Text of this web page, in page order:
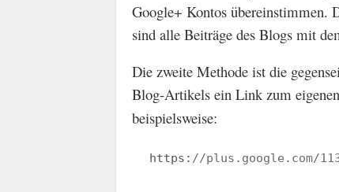
Google+ Kontos übereinstimmen.
sind alle Beiträge des Blogs mit
Die zweite Methode ist die
Blog-Artikels ein Link zum
beispielsweise:
https: //plus.google.com/